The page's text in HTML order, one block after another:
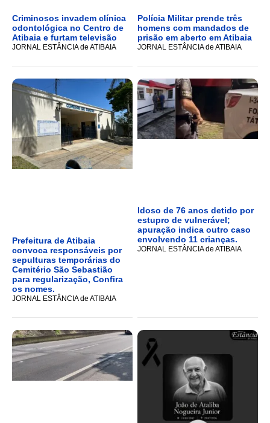
Criminosos invadem clínica
odontológica no Centro de
Atibaia e furtam televisão
JORNAL ESTÂNCIA de ATIBAIA
Polícia Militar prende três
homens com mandados de
prisão em aberto em Atibaia
JORNAL ESTÂNCIA de ATIBAIA
Prefeitura de Atibaia
convoca responsáveis por
sepulturas temporárias do
Cemitério São Sebastião
para regularização, Confira
os nomes.
JORNAL ESTÂNCIA de ATIBAIA
Idoso de 76 anos detido por
estupro de vulnerável;
apuração indica outro caso
envolvendo 11 crianças.
JORNAL ESTÂNCIA de ATIBAIA